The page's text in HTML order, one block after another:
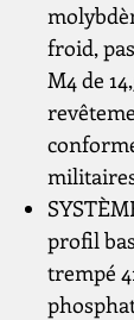
froid,
M4 de
profil
trempé